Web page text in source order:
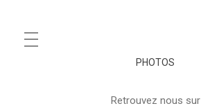
PHOTOS
Retrouvez nous sur